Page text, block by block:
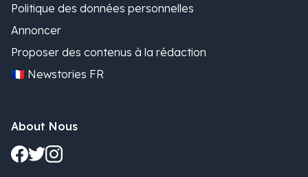
Politique des données personnelles
Annoncer
Proposer des contenus à la rédaction
🇫🇷 Newstories FR
About Nous